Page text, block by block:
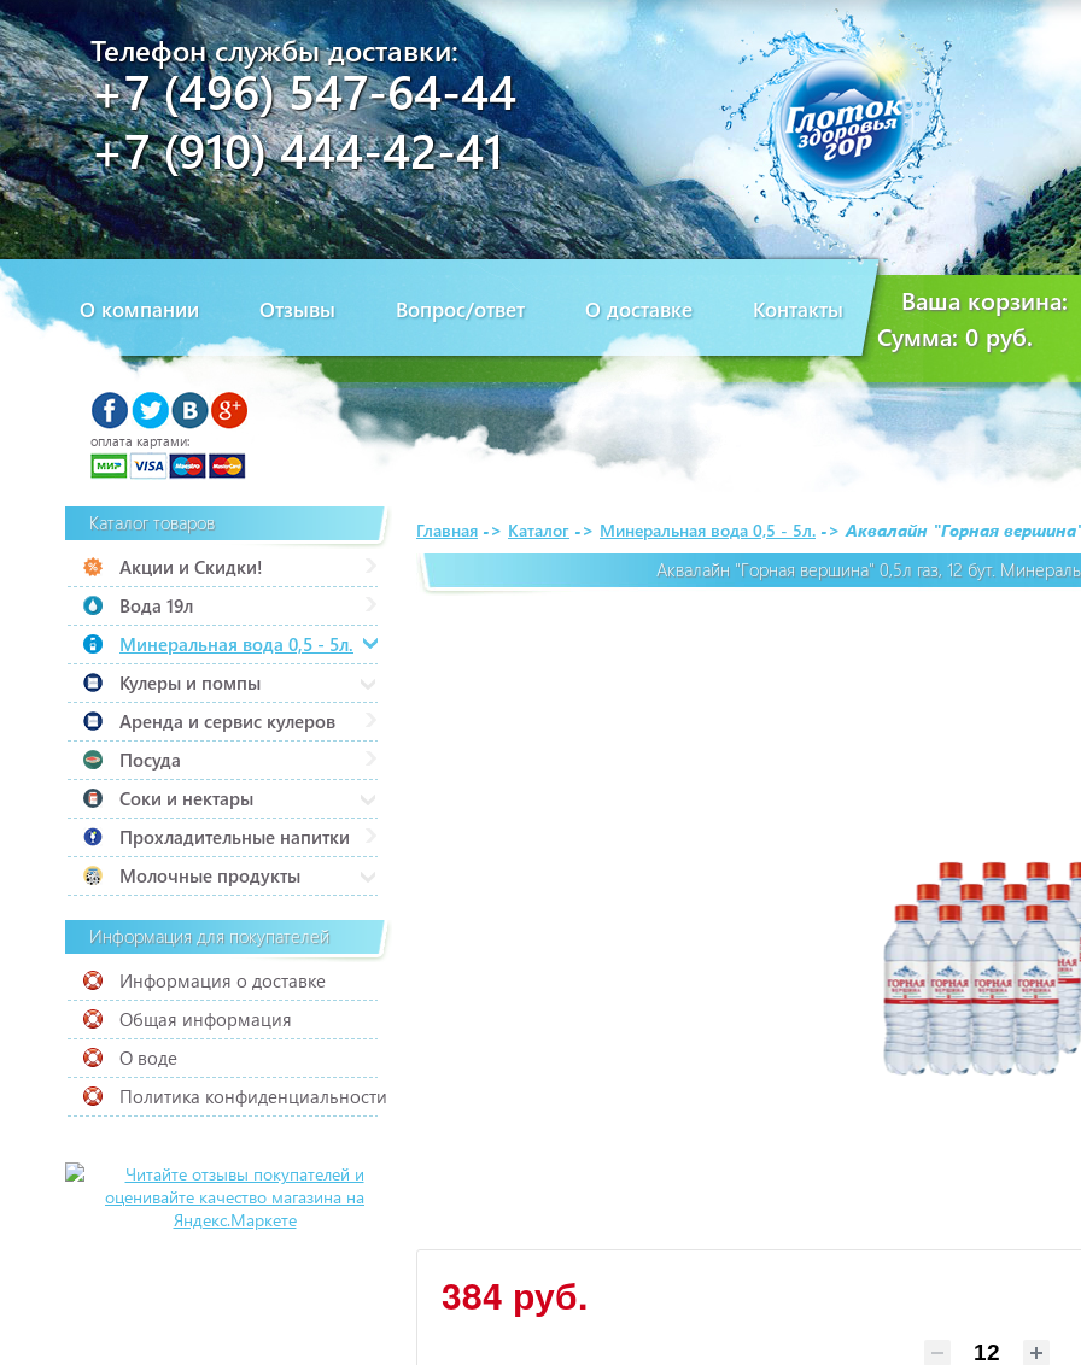
Телефон службы доставки:
+7 (496) 547-64-44
+7 (910) 444-42-41
О компании Отзывы Вопрос/ответ О доставке Контакты
Ваша корзина:
Сумма: 0 руб.
оплата картами:
Каталог товаров
Акции и Скидки!
Вода 19л
Минеральная вода 0,5 - 5л.
Кулеры и помпы
Аренда и сервис кулеров
Посуда
Соки и нектары
Прохладительные напитки
Молочные продукты
Информация для покупателей
Информация о доставке
Общая информация
О воде
Политика конфиденциальности
Главная -> Каталог -> Минеральная вода 0,5 - 5л. -> Аквалайн "Горная
Аквалайн "Горная вершина" 0,5л газ, 12 бут.
384 руб.